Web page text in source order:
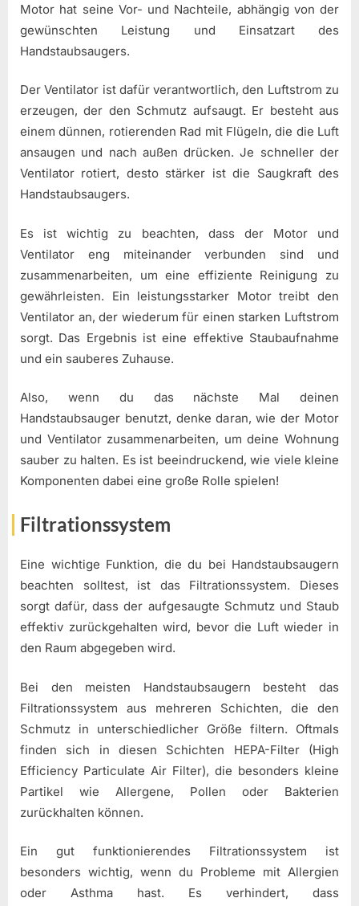
Motor hat seine Vor- und Nachteile, abhängig von der
gewünschten Leistung und Einsatzart des
Handstaubsaugers.
Der Ventilator ist dafür verantwortlich, den Luftstrom zu
erzeugen, der den Schmutz aufsaugt. Er besteht aus
einem dünnen, rotierenden Rad mit Flügeln, die die Luft
ansaugen und nach außen drücken. Je schneller der
Ventilator rotiert, desto stärker ist die Saugkraft des
Handstaubsaugers.
Es ist wichtig zu beachten, dass der Motor und
Ventilator eng miteinander verbunden sind und
zusammenarbeiten, um eine effiziente Reinigung zu
gewährleisten. Ein leistungsstarker Motor treibt den
Ventilator an, der wiederum für einen starken Luftstrom
sorgt. Das Ergebnis ist eine effektive Staubaufnahme
und ein sauberes Zuhause.
Also, wenn du das nächste Mal deinen
Handstaubsauger benutzt, denke daran, wie der Motor
und Ventilator zusammenarbeiten, um deine Wohnung
sauber zu halten. Es ist beeindruckend, wie viele kleine
Komponenten dabei eine große Rolle spielen!
Filtrationssystem
Eine wichtige Funktion, die du bei Handstaubsaugern
beachten solltest, ist das Filtrationssystem. Dieses
sorgt dafür, dass der aufgesaugte Schmutz und Staub
effektiv zurückgehalten wird, bevor die Luft wieder in
den Raum abgegeben wird.
Bei den meisten Handstaubsaugern besteht das
Filtrationssystem aus mehreren Schichten, die den
Schmutz in unterschiedlicher Größe filtern. Oftmals
finden sich in diesen Schichten HEPA-Filter (High
Efficiency Particulate Air Filter), die besonders kleine
Partikel wie Allergene, Pollen oder Bakterien
zurückhalten können.
Ein gut funktionierendes Filtrationssystem ist
besonders wichtig, wenn du Probleme mit Allergien
oder Asthma hast. Es verhindert, dass